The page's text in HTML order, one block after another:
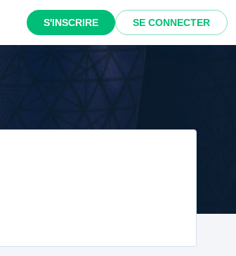
S'INSCRIRE SE CONNECTER